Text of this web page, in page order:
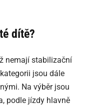
dítě?
nemají stabilizační
jsou dále
Na výběr jsou
podle jízdy hlavně